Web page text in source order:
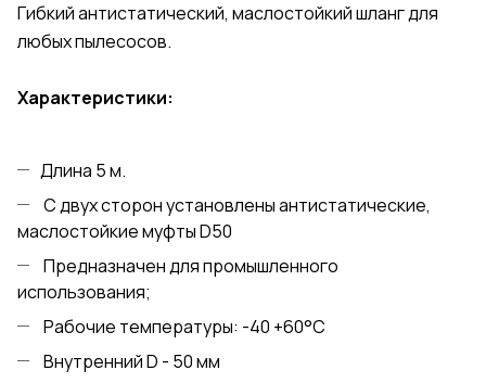
Гибкий антистатический, маслостойкий шланг для
любых пылесосов.
Характеристики:
Длина 5 м.
С двух сторон установлены антистатические,
маслостойкие муфты D50
Предназначен для промышленного
использования;
Рабочие температуры: -40 +60°С
Внутренний D - 50 мм